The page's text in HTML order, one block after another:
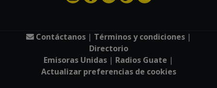
Contáctanos| Términos y condiciones|
Directorio
Emisoras Unidas | Radios Guate |
Actualizar preferencias de cookies